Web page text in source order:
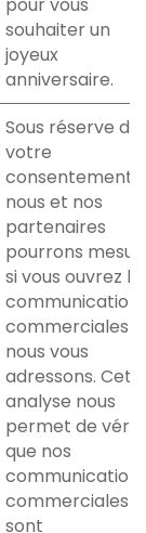
pour vous
souhaiter un
joyeux
anniversaire.
Sous réserve de
votre
consentement,
nous et nos
partenaires
pourrons
si vous ouvrez
commerciales
nous vous
adressons.
analyse nous
permet de
que nos
commerciales
sont